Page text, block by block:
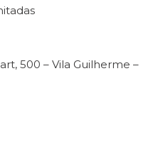
500 – Vila Guilherme –